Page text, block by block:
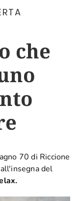
che
70 di Riccione
del